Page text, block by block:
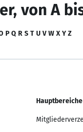
von A
P Q R S T U V W X Y Z
Hauptbereiche